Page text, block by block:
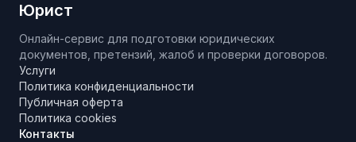
Юрист
Онлайн-сервис для подготовки юридических
документов, претензий, жалоб и проверки договоров.
Услуги
Политика конфиденциальности
Публичная оферта
Политика cookies
Контакты